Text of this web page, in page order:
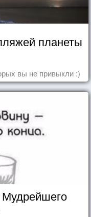
планеты
вы не привыкли :)
Мудрейшего